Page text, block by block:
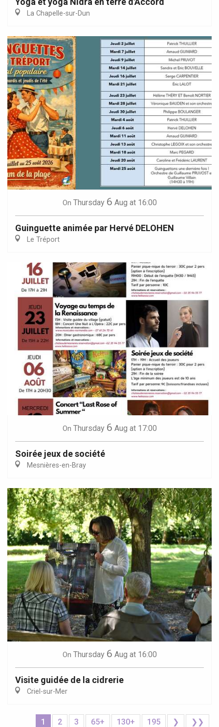
La Chapelle-sur-Dun
On Thursday 6 Aug at 16:00
Guinguette animée par Hervé DELOHEN
Le Tréport
On Thursday 6 Aug at 17:00
Soirée jeux de société
Mesnières-en-Bray
On Thursday 6 Aug at 16:00
Visite guidée de la cidrerie
Criel-sur-Mer
1 2 3 65+ 130+ 195 ❯ ❯❯